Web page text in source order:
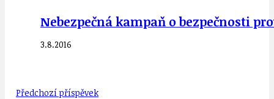
Nebezpečná kampaň o bezpečnosti
3.8.2016
Předchozí příspěvek